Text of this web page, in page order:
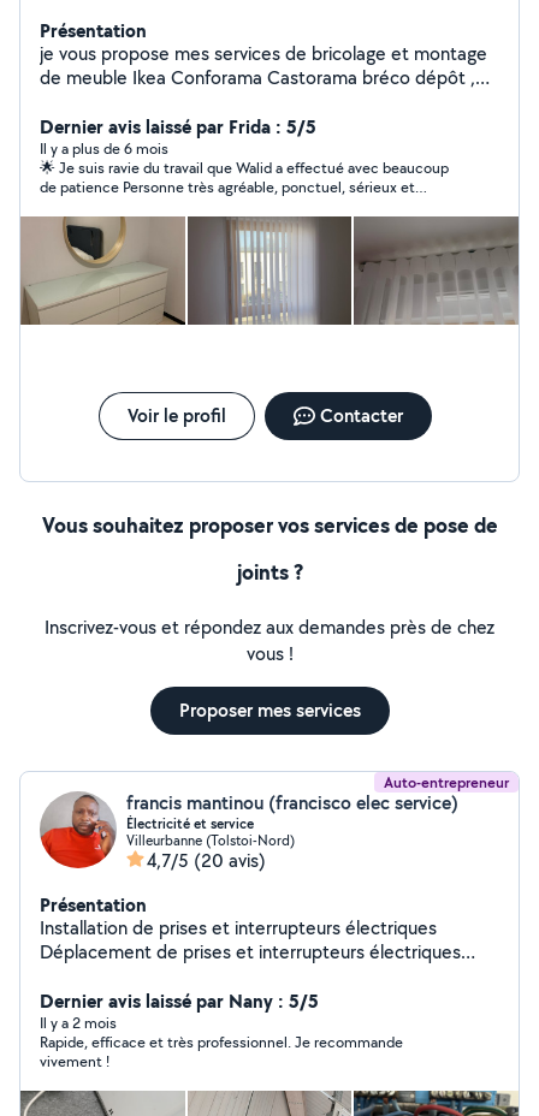
Présentation
je vous propose mes services de bricolage et montage
de meuble Ikea Conforama Castorama bréco dépôt ,
tableau et luminaire plafonnier led , installation de tringle
à rideau
Dernier avis laissé par Frida : 5/5
Il y a plus de 6 mois
🌟 Je suis ravie du travail que Walid a effectué avec beaucoup
de patience Personne très agréable, ponctuel, sérieux et
beaucoup de soin. Je le rappellerai sans hésiter.. Je
recommande vivement !
Voir le profil Contacter
Vous souhaitez proposer vos services de pose de
joints ?
Inscrivez-vous et répondez aux demandes près de chez
vous !
Proposer mes services
Auto-entrepreneur
francis mantinou (francisco elec service)
Électricité et service
Villeurbanne (Tolstoi-Nord)
4,7/5 (20 avis)
Présentation
Installation de prises et interrupteurs électriques
Déplacement de prises et interrupteurs électriques
Installation des radiateurs Installation des bornes
électriques, Installation complète des appartements
Dernier avis laissé par Nany : 5/5
Il y a 2 mois
Rapide, efficace et très professionnel. Je recommande
vivement !